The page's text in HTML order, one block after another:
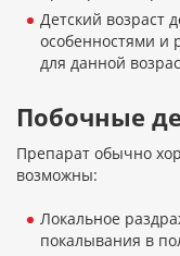
Детский возраст
особенностями и
для данной
Побочные
Препарат обычно
возможны:
Локальное
покалывания в